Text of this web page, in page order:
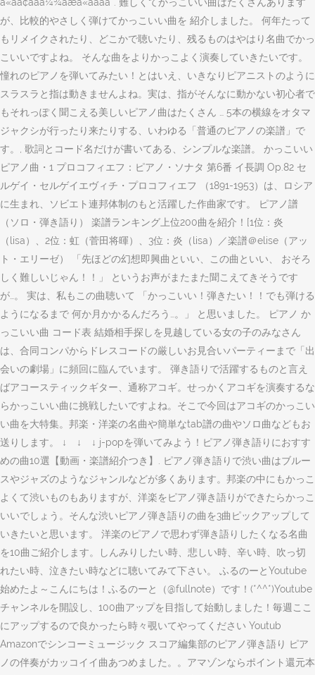
が、比較的やさしく弾けてかっこいい曲を 紹介しました。 何年たって
もリメイクされたり、どこかで聴いたり、残るものはやはり名曲でかっ
こいいですよね。 そんな曲をよりかっこよく演奏していきたいです。
憧れのピアノを弾いてみたい！とはいえ、いきなりピアニストのように
スラスラと指は動きませんよね。実は、指がそんなに動かない初心者で
もそれっぽく聞こえる美しいピアノ曲はたくさん … 5本の横線をオタマ
ジャクシが行ったり来たりする、いわゆる「普通のピアノの楽譜」で
す。, 歌詞とコード名だけが書いてある、シンプルな楽譜。 かっこいい
ピアノ曲・1 プロコフィエフ：ピアノ・ソナタ 第6番 イ長調 Op.82 セ
ルゲイ・セルゲイエヴィチ・プロコフィエフ （1891-1953）は、ロシア
に生まれ、ソビエト連邦体制のもと活躍した作曲家です。 ピアノ譜
（ソロ・弾き語り） 楽譜ランキング上位200曲を紹介！[1位：炎
（lisa）、2位：虹（菅田将暉）、3位：炎（lisa）／楽譜＠elise（アッ
ト・エリーゼ） 「先ほどの幻想即興曲といい、この曲といい、 おそろ
しく難しいじゃん！！」 というお声がまたまた聞こえてきそうです
が…。 実は、私もこの曲聴いて 「かっこいい！弾きたい！！でも弾ける
ようになるまで 何か月かかるんだろう…。」 と思いました。 ピアノ か
っこいい曲 コード表 結婚相手探しを見越している女の子のみなさん
は、合同コンパからドレスコードの厳しいお見合いパーティーまで「出
会いの劇場」に頻回に臨んでいます。 弾き語りで活躍するものと言え
ばアコースティックギター、通称アコギ。せっかくアコギを演奏するな
らかっこいい曲に挑戦したいですよね。そこで今回はアコギのかっこい
い曲を大特集。邦楽・洋楽の名曲や簡単なtab譜の曲やソロ曲などもお
送りします。 ↓ ↓ ↓ j-popを弾いてみよう！ピアノ弾き語りにおすす
めの曲10選【動画・楽譜紹介つき】. ピアノ弾き語りで渋い曲はブルー
スやジャズのようなジャンルなどが多くあります。邦楽の中にもかっこ
よくて渋いものもありますが、洋楽をピアノ弾き語りができたらかっこ
いいでしょう。そんな渋いピアノ弾き語りの曲を3曲ピックアップして
いきたいと思います。 洋楽のピアノで思わず弾き語りしたくなる名曲
を10曲ご紹介します。しんみりしたい時、悲しい時、辛い時、吹っ切
れたい時、泣きたい時などに聴いてみて下さい。 ふるのーとYoutube
始めたよ～こんにちは！ふるのーと（@fullnote）です！(*^^*)Youtube
チャンネルを開設し、100曲アップを目指して始動しました！毎週ここ
にアップするので良かったら時々覗いてやってください Youtub
Amazonでシンコーミュージック スコア編集部のピアノ弾き語り ピア
ノの伴奏がカッコイイ曲あつめました。。アマゾンならポイント還元本